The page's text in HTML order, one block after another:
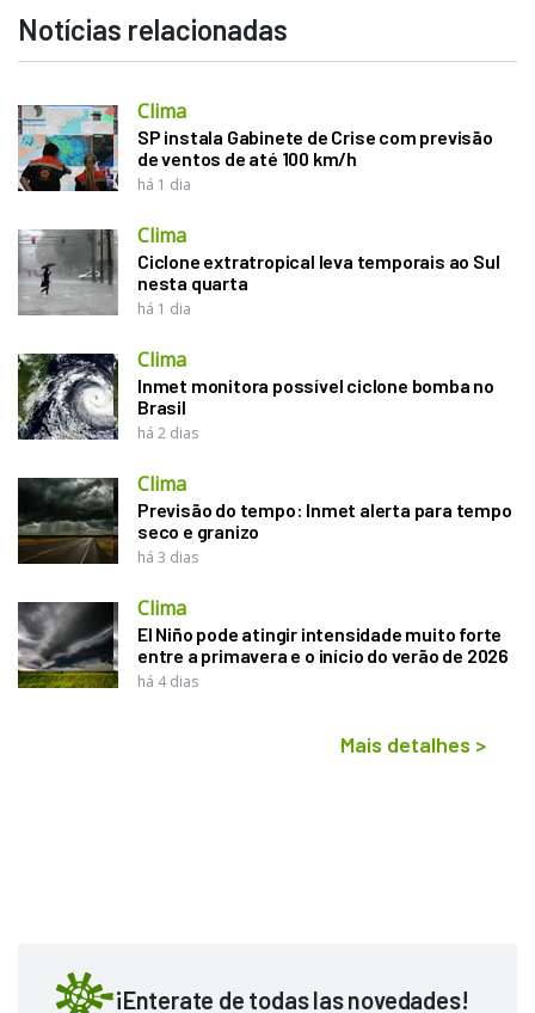
Notícias relacionadas
Clima
SP instala Gabinete de Crise com previsão
de ventos de até 100 km/h
há 1 dia
Clima
Ciclone extratropical leva temporais ao Sul
nesta quarta
há 1 dia
Clima
Inmet monitora possível ciclone bomba no
Brasil
há 2 dias
Clima
Previsão do tempo: Inmet alerta para tempo
seco e granizo
há 3 dias
Clima
El Niño pode atingir intensidade muito forte
entre a primavera e o início do verão de 2026
há 4 dias
Mais detalhes >
¡Enterate de todas las novedades!